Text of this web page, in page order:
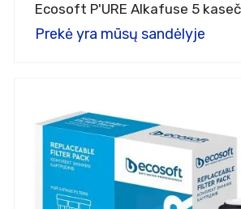
Ecosoft P'URE Alkafuse 5
Prekė yra mūsų sandėlyje